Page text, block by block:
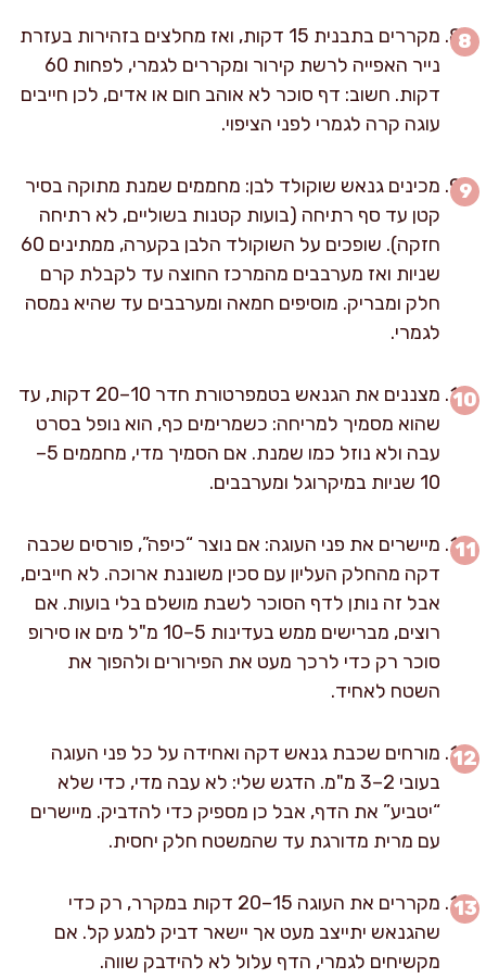
מקררים בתבנית 15 דקות, ואז מחלצים בזהירות בעזרת
נייר האפייה לרשת קירור ומקררים לגמרי, לפחות 60
דקות. חשוב: דף סוכר לא אוהב חום או אדים, לכן חייבים
עוגה קרה לגמרי לפני הציפוי.
מכינים גנאש שוקולד לבן: מחממים שמנת מתוקה בסיר
קטן עד סף רתיחה (בועות קטנות בשוליים, לא רתיחה
חזקה). שופכים על השוקולד הלבן בקערה, ממתינים 60
שניות ואז מערבבים מהמרכז החוצה עד לקבלת קרם
חלק ומבריק. מוסיפים חמאה ומערבבים עד שהיא נמסה
לגמרי.
מצננים את הגנאש בטמפרטורת חדר 10–20 דקות, עד
שהוא מסמיך למריחה: כשמרימים כף, הוא נופל בסרט
עבה ולא נוזל כמו שמנת. אם הסמיך מדי, מחממים 5–
10 שניות במיקרוגל ומערבבים.
מיישרים את פני העוגה: אם נוצר “כיפה”, פורסים שכבה
דקה מהחלק העליון עם סכין משוננת ארוכה. לא חייבים,
אבל זה נותן לדף הסוכר לשבת מושלם בלי בועות. אם
רוצים, מברישים ממש בעדינות 5–10 מ"ל מים או סירופ
סוכר רק כדי לרכך מעט את הפירורים ולהפוך את
השטח לאחיד.
מורחים שכבת גנאש דקה ואחידה על כל פני העוגה
בעובי 2–3 מ"מ. הדגש שלי: לא עבה מדי, כדי שלא
“יטביע” את הדף, אבל כן מספיק כדי להדביק. מיישרים
עם מרית מדורגת עד שהמשטח חלק יחסית.
מקררים את העוגה 15–20 דקות במקרר, רק כדי
שהגנאש יתייצב מעט אך יישאר דביק למגע קל. אם
מקשיחים לגמרי, הדף עלול לא להידבק שווה.